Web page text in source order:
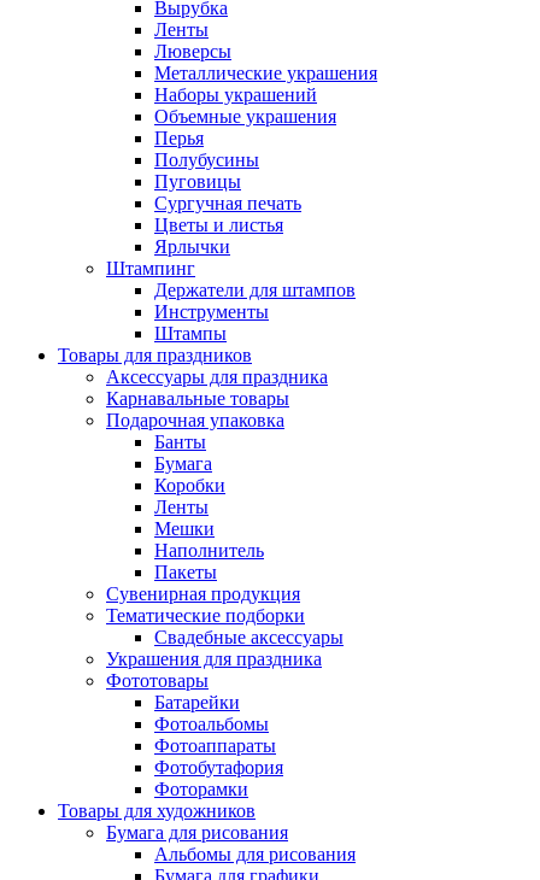
Вырубка
Ленты
Люверсы
Металлические украшения
Наборы украшений
Объемные украшения
Перья
Полубусины
Пуговицы
Сургучная печать
Цветы и листья
Ярлычки
Штампинг
Держатели для штампов
Инструменты
Штампы
Товары для праздников
Аксессуары для праздника
Карнавальные товары
Подарочная упаковка
Банты
Бумага
Коробки
Ленты
Мешки
Наполнитель
Пакеты
Сувенирная продукция
Тематические подборки
Свадебные аксессуары
Украшения для праздника
Фототовары
Батарейки
Фотоальбомы
Фотоаппараты
Фотобутафория
Фоторамки
Товары для художников
Бумага для рисования
Альбомы для рисования
Бумага для графики